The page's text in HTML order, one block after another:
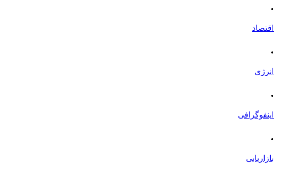
.
اقتصاد
.
انرژی
.
اینفوگرافی
.
بازاریابی